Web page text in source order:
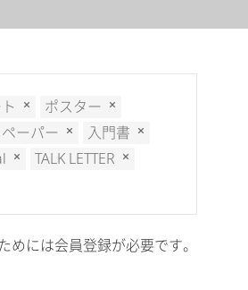
ポスター
ーパー
入門書
TALK LETTER
には会員登録が必要です。